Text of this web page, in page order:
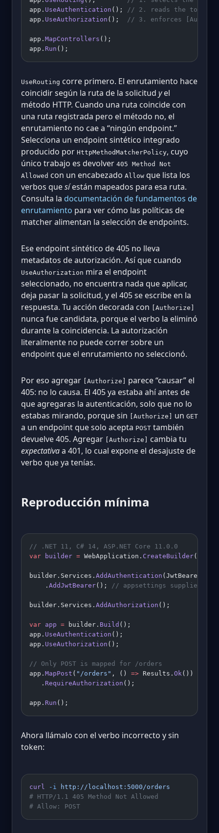
app. UseAuthentication ();
// 2. reads the token,
app. UseAuthorization (); // 3. enforces
app. MapControllers ();
app. Run ();
UseRouting corre primero. El enrutamiento hace
coincidir según la ruta de la solicitud yel
método HTTP. Cuando una ruta coincide con
una ruta registrada pero el método no, el
enrutamiento no cae a “ningún endpoint.”
Selecciona un endpoint sintético integrado
producido por HttpMethodMatcherPolicy, cuyo
único trabajo es devolver 405 Method Not
Allowed con un encabezado Allow que lista los
verbos quesíestán mapeados para esa ruta.
Consulta la documentación de fundamentos de
enrutamiento para ver cómo las políticas de
matcher alimentan la selección de endpoints.
Ese endpoint sintético de 405 no lleva
metadatos de autorización. Así que cuando
UseAuthorization mira el endpoint
seleccionado, no encuentra nada que aplicar,
deja pasar la solicitud, y el 405 se escribe en la
respuesta. Tu acción decorada con [Authorize]
nunca fue candidata, porque el verbo la eliminó
durante la coincidencia. La autorización
literalmente no puede correr sobre un
endpoint que el enrutamiento no seleccionó.
Por eso agregar [Authorize] parece “causar” el
405: no lo causa. El 405 ya estaba ahí antes de
que agregaras la autenticación, solo que no lo
estabas mirando, porque sin [Authorize] un GET
a un endpoint que solo acepta POST también
devuelve 405. Agregar [Authorize] cambia tu
expectativaa 401, lo cual expone el desajuste de
verbo que ya tenías.
Reproducción mínima
// .NET 11, C# 14, ASP.NET Core 11.0.0
var builder = WebApplication. CreateBuilder
builder.Services. AddAuthentication
    .
AddJwtBearer(); // appsettings supplies
builder.Services. AddAuthorization ();
var app = builder. Build ();
app. UseAuthentication ();
app. UseAuthorization ();
// Only POST is mapped for /orders
app. MapPost ( "/orders" , () => Results. Ok())
   .
RequireAuthorization ();
app. Run ();
Ahora llámalo con el verbo incorrecto y sin
token:
curl -i http://localhost:5000/orders
# HTTP/1.1 405 Method Not Allowed
# Allow: POST